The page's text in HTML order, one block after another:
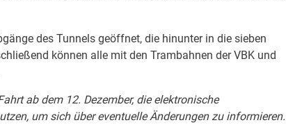
des Tunnels geöffnet, die hinunter in die sieben
können alle mit den Trambahnen der VBK und
ab dem 12. Dezember, die elektronische
um sich über eventuelle Änderungen zu informieren.